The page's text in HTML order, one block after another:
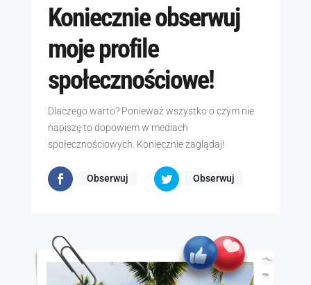
Koniecznie obserwuj
moje profile
społecznościowe!
Dlaczego warto? Ponieważ wszystko o czym nie
napiszę to dopowiem w mediach
społecznościowych. Koniecznie zaglądaj!
Obserwuj Obserwuj